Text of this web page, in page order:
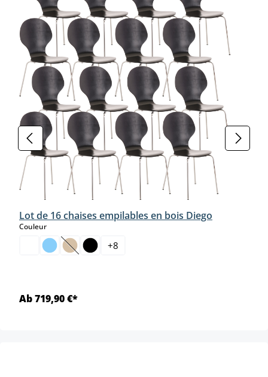
Lot de 16 chaises empilables en bois Diego
Couleurselect
(Cette option n'est pas disponible pour le moment.)
+8
Ab 719,90 €*